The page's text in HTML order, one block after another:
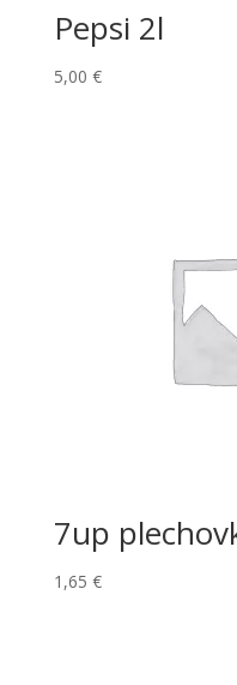
Pepsi 2l
5,00 €
7up
1,65 €